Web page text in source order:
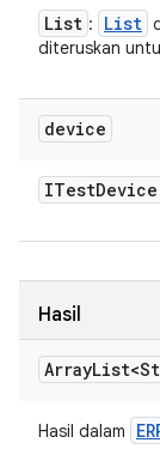
List : List
diteruskan
device
ITestDevice
Hasil
Array
Hasil dalam